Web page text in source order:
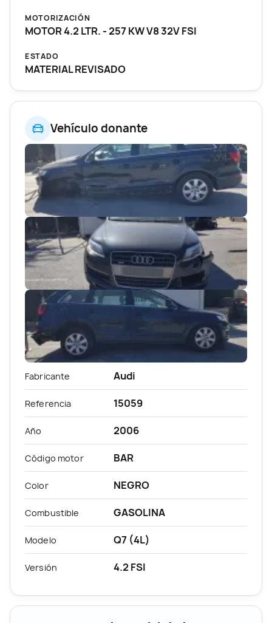
Vehículo donante
Fabricante Audi
Referencia 15059
Año 2006
Código motor BAR
Color NEGRO
Combustible GASOLINA
Modelo Q7 (4L)
Versión 4.2 FSI
MOTORIZACIÓN
MOTOR 4.2 LTR. - 257 KW V8 32V FSI
ESTADO
MATERIAL REVISADO